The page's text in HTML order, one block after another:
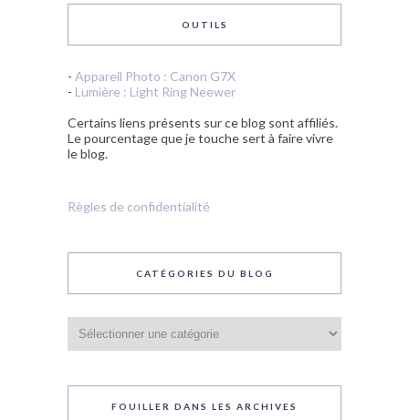
OUTILS
- Appareil Photo : Canon G7X
- Lumière : Light Ring Neewer
Certains liens présents sur ce blog sont affiliés.
Le pourcentage que je touche sert à faire vivre
le blog.
Règles de confidentialité
CATÉGORIES DU BLOG
du
blog
FOUILLER DANS LES ARCHIVES